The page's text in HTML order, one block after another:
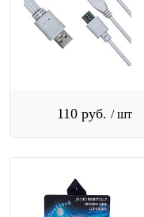
110 руб. / шт